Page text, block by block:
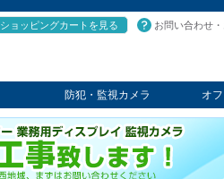
ショッピングカートを見る お問い合わせ
防犯・監視カメラ
パナソニック
TAKEX
LET'S
JSS
SELCO
PRINCETON
OS
ネクステージ
ATEN
オ
回線切
疑似電
通信機器
デジタ
収納・
会議シ
電子黒板
ホワイ
その他